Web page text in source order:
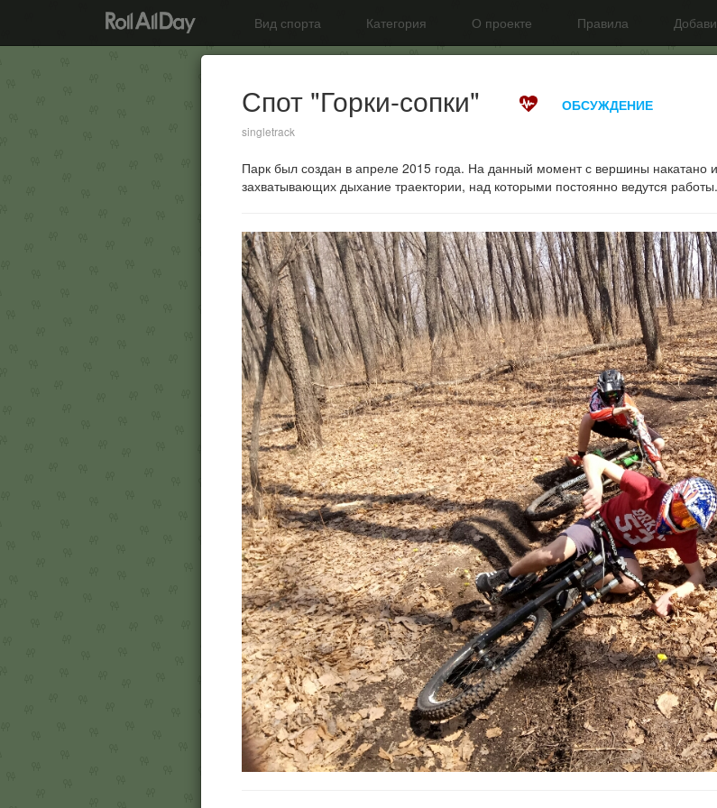
Спот "Горки-сопки" ОБСУЖДЕНИЕ
singletrack
Парк был создан в апреле 2015 года. На данный момент с вершины накатано
захватывающих дыхание траектории, над которыми постоянно ведутся работы.
Вид спорта Категория О проекте Правила